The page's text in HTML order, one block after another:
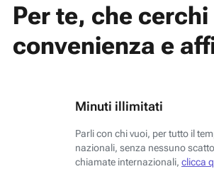
Per te, che cerchi
convenienza e
Minuti illimitati
Parli con chi vuoi, per tutto il
nazionali, senza nessuno
chiamate internazionali, clicca